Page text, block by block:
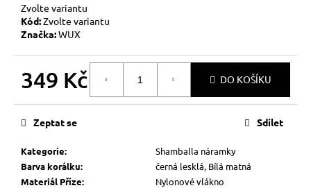
Zvolte variantu
Kód:Zvolte variantu
Značka:WUX
349 Kč DO KOŠÍKU
Kategorie:
Shamballa náramky
Barva korálku:
černá lesklá, Bílá matná
Materiál Příze:
Nylonové vlákno
Zeptat se Sdílet